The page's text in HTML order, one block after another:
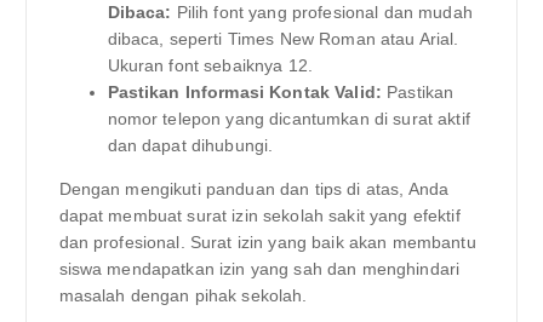
Dibaca: Pilih font yang profesional dan mudah
dibaca, seperti Times New Roman atau Arial.
Ukuran font sebaiknya 12.
Pastikan Informasi Kontak Valid: Pastikan
nomor telepon yang dicantumkan di surat aktif
dan dapat dihubungi.
Dengan mengikuti panduan dan tips di atas, Anda
dapat membuat surat izin sekolah sakit yang efektif
dan profesional. Surat izin yang baik akan membantu
siswa mendapatkan izin yang sah dan menghindari
masalah dengan pihak sekolah.